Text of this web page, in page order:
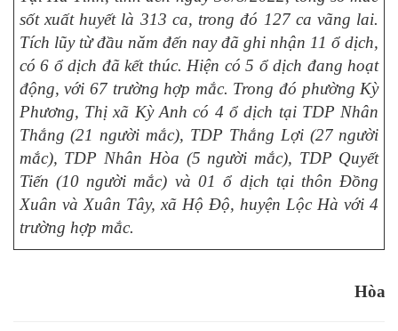
sốt xuất huyết là 313 ca, trong đó 127 ca vãng lai.
Tích lũy từ đầu năm đến nay đã ghi nhận 11 ổ dịch,
có 6 ổ dịch đã kết thúc. Hiện có 5 ổ dịch đang hoạt
động, với 67 trường hợp mắc. Trong đó phường Kỳ
Phương, Thị xã Kỳ Anh có 4 ổ dịch tại TDP Nhân
Thắng (21 người mắc), TDP Thắng Lợi (27 người
mắc), TDP Nhân Hòa (5 người mắc), TDP Quyết
Tiến (10 người mắc) và 01 ổ dịch tại thôn Đồng
Xuân và Xuân Tây, xã Hộ Độ, huyện Lộc Hà với 4
trường hợp mắc.
Hòa